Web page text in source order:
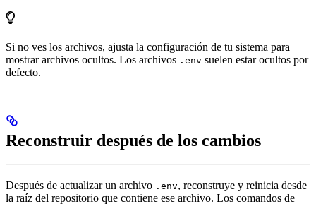
Si no ves los archivos, ajusta la configuración de tu sistema para
mostrar archivos ocultos. Los archivos .env suelen estar ocultos por
defecto.
Reconstruir después de los cambios
Después de actualizar un archivo .env, reconstruye y reinicia desde
la raíz del repositorio que contiene ese archivo. Los comandos de